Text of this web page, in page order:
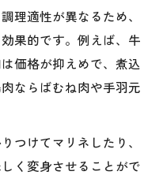
理適性が異なるため、
果的です。例えば、牛
価格が抑えめで、煮込
ならばむね肉や手羽元
つけてマリネしたり、
く変身させることがで